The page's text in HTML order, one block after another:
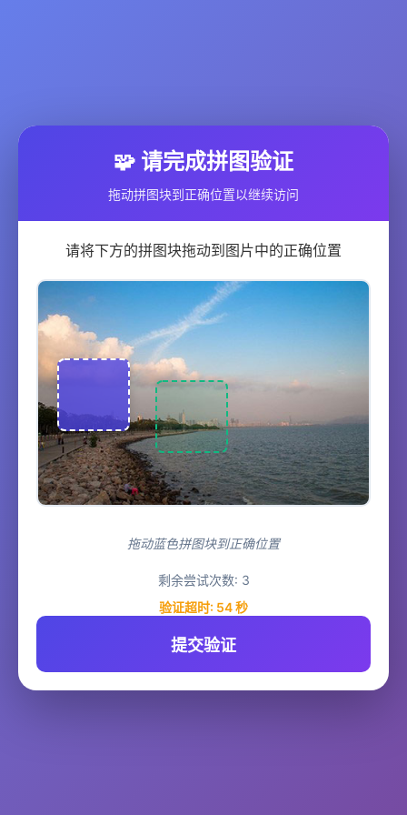
🧩 请完成拼图验证
拖动拼图块到正确位置以继续访问
请将下方的拼图块拖动到图片中的正确位置
拖动蓝色拼图块到正确位置
剩余尝试次数: 3
验证超时: 54秒
提交验证